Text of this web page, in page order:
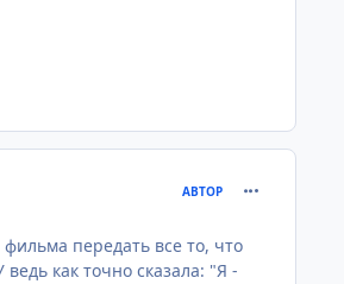
АВТОР
передать все то, что
как точно сказала: "Я -